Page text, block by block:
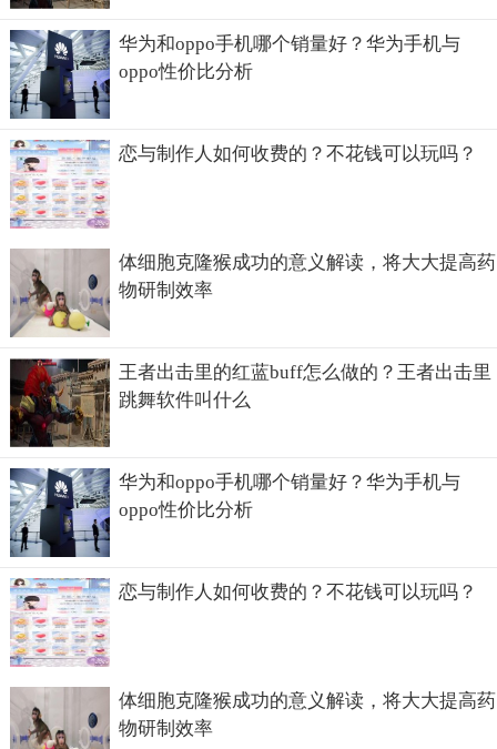
华为和oppo手机哪个销量好？华为手机与
oppo性价比分析
恋与制作人如何收费的？不花钱可以玩吗？
体细胞克隆猴成功的意义解读，将大大提高药
物研制效率
王者出击里的红蓝buff怎么做的？王者出击里
跳舞软件叫什么
华为和oppo手机哪个销量好？华为手机与
oppo性价比分析
恋与制作人如何收费的？不花钱可以玩吗？
体细胞克隆猴成功的意义解读，将大大提高药
物研制效率